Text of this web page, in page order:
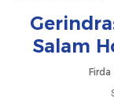
Salam